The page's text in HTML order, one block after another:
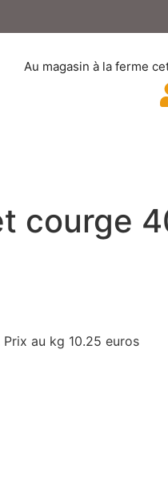
Au magasin à la ferme
courge
au kg 10.25 euros